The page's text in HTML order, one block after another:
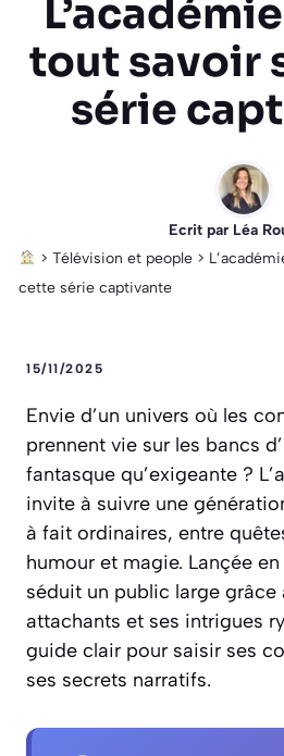
tout savoir
série
Ecrit par Léa
> Télévision et people>
cette série captivante
15/11/2025
Envie d’un univers où les
prennent vie sur les bancs
fantasque qu’exigeante ?
invite à suivre une
à fait ordinaires, entre
humour et magie. Lançée
séduit un public large grâce
attachants et ses intrigues
guide clair pour saisir ses
ses secrets narratifs.